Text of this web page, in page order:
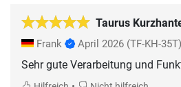
Taurus
Frank April 2026 (TF-KH-35T)
Sehr gute Verarbeitung und